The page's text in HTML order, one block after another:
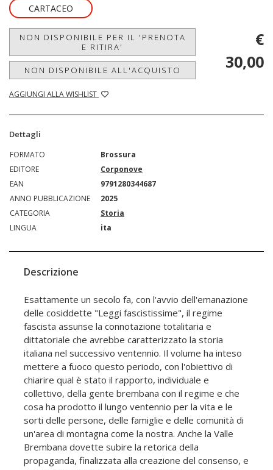
CARTACEO
NON DISPONIBILE PER IL 'PRENOTA
E RITIRA'
NON DISPONIBILE ALL'ACQUISTO
AGGIUNGI ALLA WISHLIST
€
30,00
Dettagli
FORMATO
Brossura
EDITORE
Corponove
EAN
9791280344687
ANNO PUBBLICAZIONE
2025
CATEGORIA
Storia
LINGUA
ita
Descrizione
Esattamente un secolo fa, con l'avvio dell'emanazione
delle cosiddette "Leggi fascistissime", il regime
fascista assunse la connotazione totalitaria e
dittatoriale che avrebbe caratterizzato la storia
italiana nel successivo ventennio. Il volume ha inteso
mettere a fuoco questo periodo, con l'obiettivo di
chiarire qual è stato il rapporto, individuale e
collettivo, della gente brembana con il regime e che
cosa ha prodotto il lungo ventennio per la vita e le
sorti delle persone, delle famiglie e delle comunità di
un'area di montagna come la nostra. Anche la Valle
Brembana dovette subire la retorica della
propaganda, finalizzata alla creazione del consenso, e